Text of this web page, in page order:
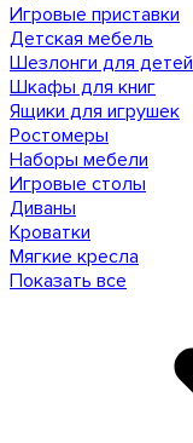
Игровые приставки
Детская мебель
Шезлонги для детей
Шкафы для книг
Ящики для игрушек
Ростомеры
Наборы мебели
Игровые столы
Диваны
Кроватки
Мягкие кресла
Показать все